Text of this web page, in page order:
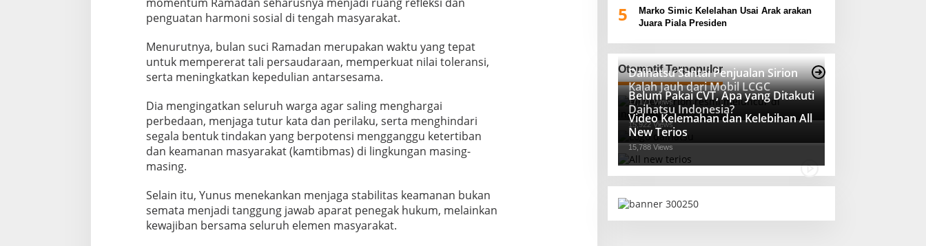
n
P
r
a
t
a
n
a
n
b
i
l
penguatan harmoni sosial di tengah masyarakat.
Menurutnya, bulan suci Ramadan merupakan waktu yang tepat
untuk mempererat tali persaudaraan, memperkuat nilai toleransi,
serta meningkatkan kepedulian antarsesama.
Dia mengingatkan seluruh warga agar saling menghargai
perbedaan, menjaga tutur kata dan perilaku, serta menghindari
segala bentuk tindakan yang berpotensi mengganggu ketertiban
dan keamanan masyarakat (kamtibmas) di lingkungan masing-
masing.
Selain itu, Yunus menekankan menjaga stabilitas keamanan bukan
semata menjadi tanggung jawab aparat penegak hukum, melainkan
kewajiban bersama seluruh elemen masyarakat.
5
Marko Simic Kelelahan Usai Arak arakan
Juara Piala Presiden
Otomotif Terpopuler
Daihatsu Santai Penjualan Sirion
Kalah Jauh dari Mobil LCGC
17,171 Views
Belum Pakai CVT, Apa yang Ditakuti
Daihatsu Indonesia?
15,922 Views
Video Kelemahan dan Kelebihan All
New Terios
15,788 Views